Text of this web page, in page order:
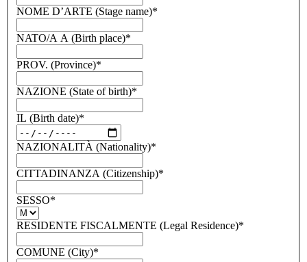
NOME D’ARTE (Stage name)*
NATO/A A (Birth place)*
PROV. (Province)*
NAZIONE (State of birth)*
IL (Birth date)*
NAZIONALITÀ (Nationality)*
CITTADINANZA (Citizenship)*
SESSO*
RESIDENTE FISCALMENTE (Legal Residence)*
COMUNE (City)*